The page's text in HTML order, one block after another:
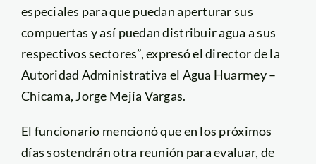
especiales para que puedan aperturar sus
compuertas y así puedan distribuir agua a sus
respectivos sectores”, expresó el director de la
Autoridad Administrativa el Agua Huarmey –
Chicama, Jorge Mejía Vargas.
El funcionario mencionó que en los próximos
días sostendrán otra reunión para evaluar, de